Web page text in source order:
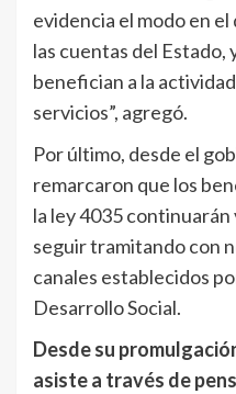
evidencia el modo en
las cuentas del Estado,
benefician a la
servicios”, agregó.
Por último, desde el
remarcaron que los
la ley 4035
seguir tramitando con
canales establecidos
Desarrollo Social.
Desde su
asiste a través de